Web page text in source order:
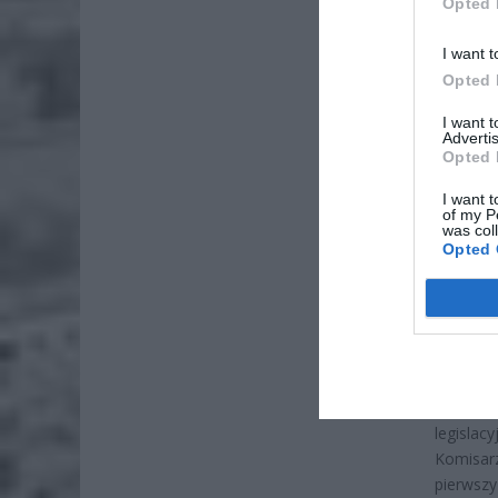
I want
Opted
I want
Opted
I want
of my
was
Opted
7
4